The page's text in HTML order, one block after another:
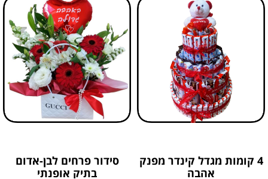
4 קומות מגדל קינדר מפנק
אהבה
סידור פרחים לבן-אדום
בתיק אופנתי